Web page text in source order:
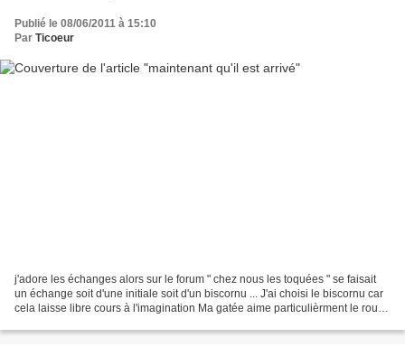
Publié le 08/06/2011 à 15:10
Par Ticoeur
j'adore les échanges alors sur le forum " chez nous les toquées " se faisait
un échange soit d'une initiale soit d'un biscornu ... J'ai choisi le biscornu car
cela laisse libre cours à l'imagination Ma gatée aime particulièrment le rouge